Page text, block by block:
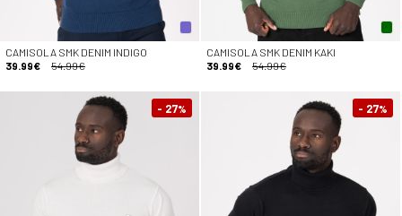
CAMISOLA SMK DENIM INDIGO
39.99€
54.99€
CAMISOLA SMK DENIM KAKI
39.99€
54.99€
- 27% - 27%